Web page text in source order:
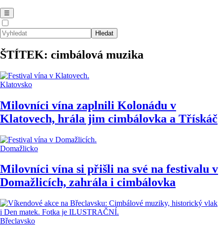
☰
ŠTÍTEK: cimbálová muzika
Klatovsko
Milovníci vína zaplnili Kolonádu v
Klatovech, hrála jim cimbálovka a Třískáč
Domažlicko
Milovníci vína si přišli na své na festivalu v
Domažlicích, zahrála i cimbálovka
Břeclavsko